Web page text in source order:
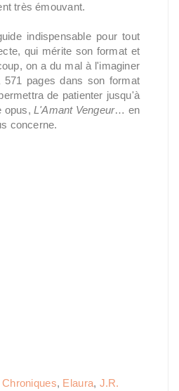
très émouvant.
indispensable pour tout
qui mérite son format et
on a du mal à l'imaginer
pages dans son format
de patienter jusqu'à
opus, L'Amant Vengeur… en
concerne.
Chroniques, Elaura, J.R.